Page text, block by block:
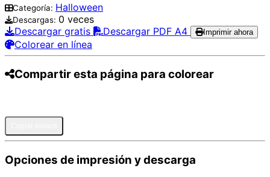
Categoría: Halloween
Descargas: 0 veces
Descargar gratis
Descargar PDF A4 Imprimir ahora
Colorear en línea
Compartir esta página para colorear
Opciones de impresión y descarga